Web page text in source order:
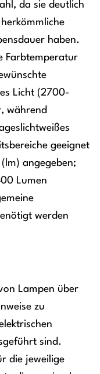
da sie deutlich
haben.
Farbtemperatur
Licht (2700-
während
geeignet
angegeben;
Lumen
werden
Lampen über
zu
sind.
die jeweilige